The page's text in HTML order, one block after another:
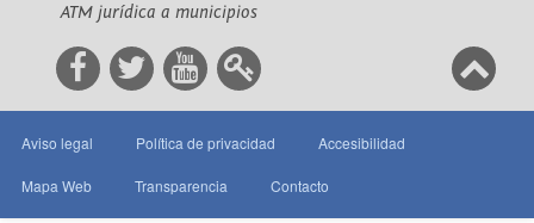
ATM jurídica a municipios
Aviso legal Política de privacidad Accesibilidad
Mapa Web Transparencia Contacto